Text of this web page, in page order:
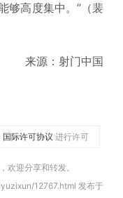
够高度集中。”（裴
来源：射门中国
际许可协议 进行许可
欢迎分享和转发。
12767.html 发布于